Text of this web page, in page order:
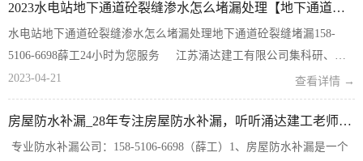
2023水电站地下通道砼裂缝渗水怎么堵漏处理【地下通道砼裂缝堵漏】
水电站地下通道砼裂缝渗水怎么堵漏处理地下通道砼裂缝堵漏158-
5106-6698薛工24小时为您服务 江苏涌达建工有限公司集科研、设
计、开发、施工为一体的综合性建筑防腐、高空作业企业，并在国内
高空作业率先采...
2023-04-21 查看详情 →
房屋防水补漏_28年专注房屋防水补漏，听听涌达建工老师傅的经验之谈
专业防水补漏公司：158-5106-6698（薛工）1、房屋防水补漏是一个